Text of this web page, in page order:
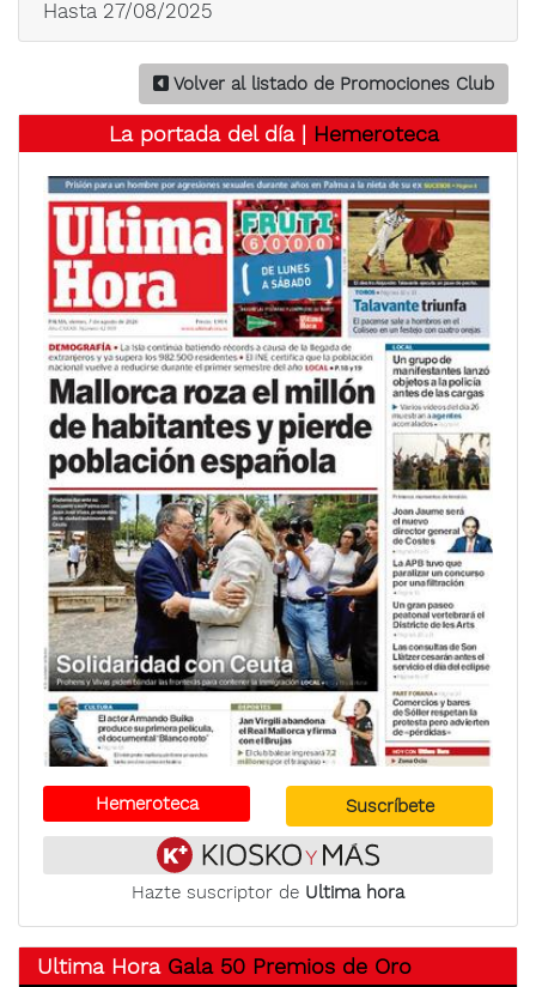
Hasta 27/08/2025
Volver al listado de Promociones Club
La portada del día | Hemeroteca
Hemeroteca Suscríbete
Hazte suscriptor de Ultima hora
Ultima Hora Gala 50 Premios de Oro